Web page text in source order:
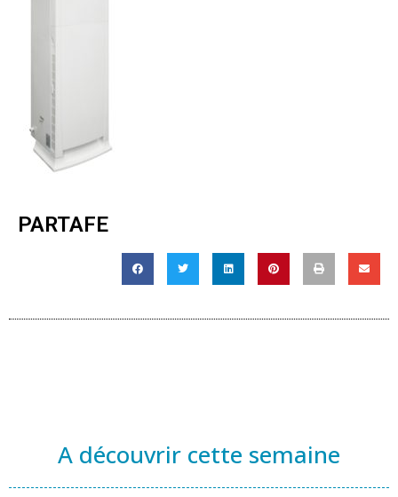
PARTAFE
A découvrir cette semaine